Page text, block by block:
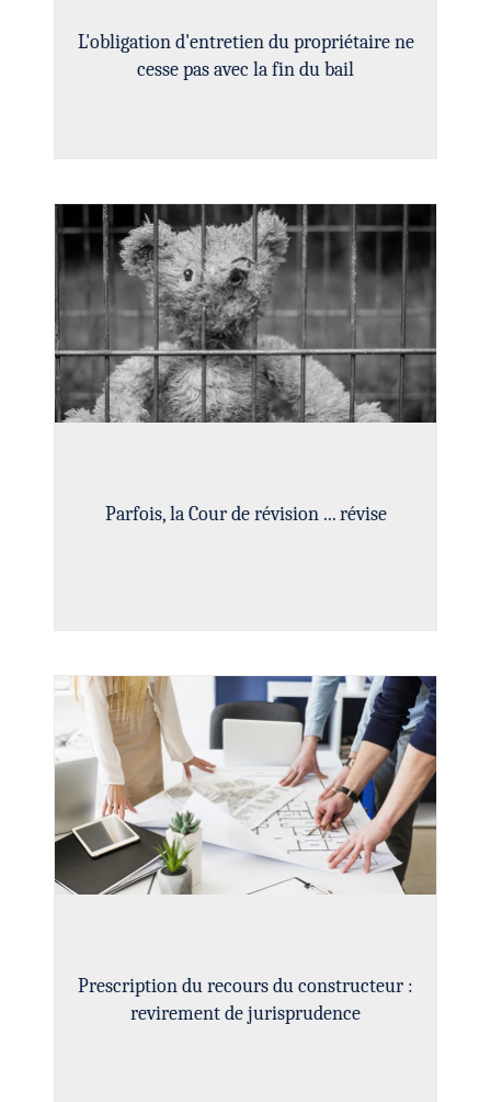
L'obligation d'entretien du propriétaire ne
cesse pas avec la fin du bail
Parfois, la Cour de révision ... révise
Prescription du recours du constructeur :
revirement de jurisprudence